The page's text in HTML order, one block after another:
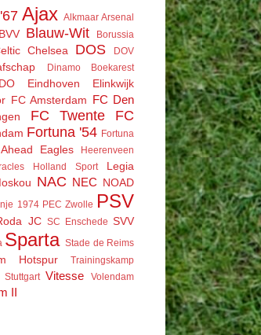
Ajax Alkmaar Arsenal
BVV Blauw-Wit
Borussia
Chelsea DOS DOV
Dinamo Boekarest
Eindhoven Elinkwijk
FC Amsterdam FC Den
FC Twente
FC
Fortuna '54 Fortuna
Eagles
Heerenveen
Holland Sport
Legia
NAC NEC NOAD
1974 PEC Zwolle PSV
JC SC Enschede SVV
Sparta Stade de Reims
Hotspur Trainingskamp
Stuttgart Vitesse
Volendam
II